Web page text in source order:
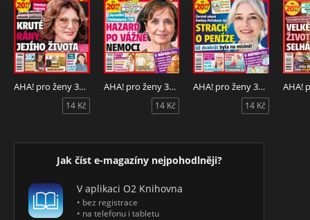
AHA! pro ženy 32/2026
14 Kč
AHA! pro ženy 31/2026
14 Kč
AHA! pro ženy 30/2026
14 Kč
Jak číst e-magazíny nejpohodlněji?
V aplikaci O2 Knihovna
• bez registrace
• na telefonu i tabletu